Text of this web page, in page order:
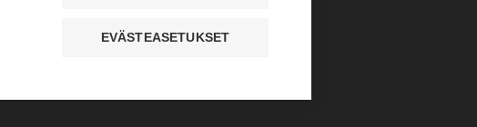
EVÄSTEASETUKSET